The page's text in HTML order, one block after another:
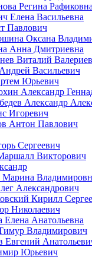
Регина Рафиковна
Елена Васильевна
Павлович
Оксана
Анна Дмитриевна
Виталий
Васильевич
Юрьевич
Александр
Александр
Игоревич
Антон Павлович
Сергеевич
Викторович
Марина
Александрович
Кирилл
Николаевич
Анатольевна
Владимирович
Евгений
Юрьевич